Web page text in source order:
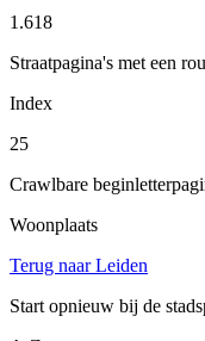
1.618
Straatpagina's met een
Index
25
Crawlbare
Woonplaats
Terug naar Leiden
Start opnieuw bij de